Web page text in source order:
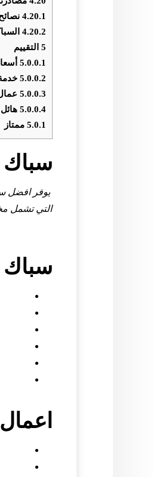
4.20.1
4.20.2
5التقييم
5.0.0.1
5.0.0.2خدمة
5.0.0.3
5.0.0.4هائل
5.0.1ممتاز
يوفر افضل
التي تشمل